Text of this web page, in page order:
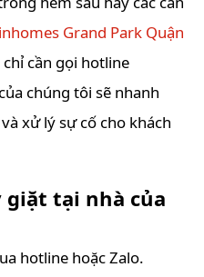
Grand Park Quận
cần gọi hotline
chúng tôi sẽ nhanh
xử lý sự cố cho khách
tại nhà của
hotline hoặc Zalo.